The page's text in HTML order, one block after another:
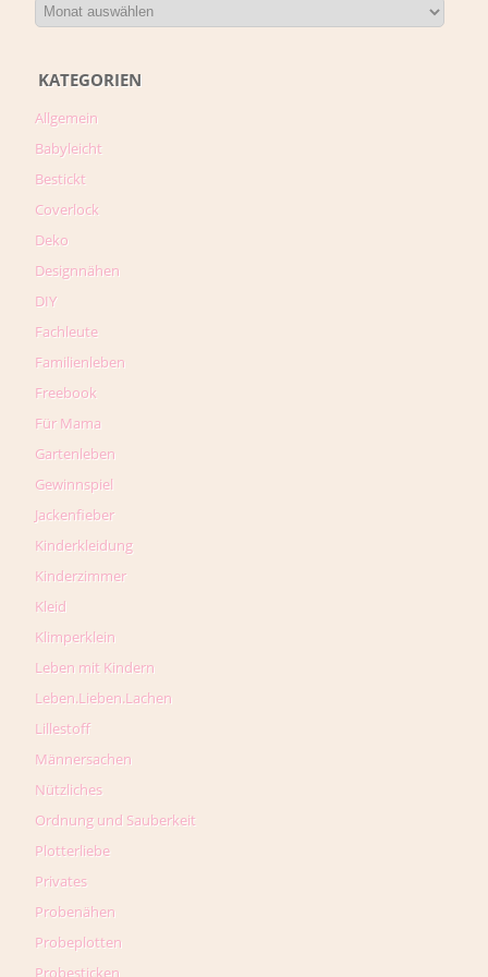
KATEGORIEN
Allgemein
Babyleicht
Bestickt
Coverlock
Deko
Designnähen
DIY
Fachleute
Familienleben
Freebook
Für Mama
Gartenleben
Gewinnspiel
Jackenfieber
Kinderkleidung
Kinderzimmer
Kleid
Klimperklein
Leben mit Kindern
Leben.Lieben.Lachen
Lillestoff
Männersachen
Nützliches
Ordnung und Sauberkeit
Plotterliebe
Privates
Probenähen
Probeplotten
Probesticken